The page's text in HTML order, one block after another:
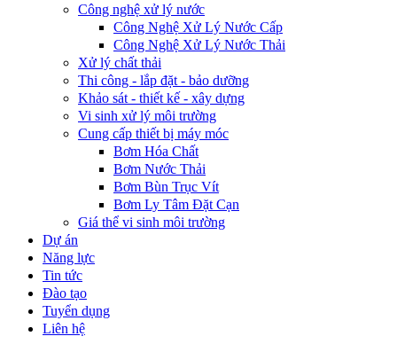
Công nghệ xử lý nước
Công Nghệ Xử Lý Nước Cấp
Công Nghệ Xử Lý Nước Thải
Xử lý chất thải
Thi công - lắp đặt - bảo dưỡng
Khảo sát - thiết kế - xây dựng
Vi sinh xử lý môi trường
Cung cấp thiết bị máy móc
Bơm Hóa Chất
Bơm Nước Thải
Bơm Bùn Trục Vít
Bơm Ly Tâm Đặt Cạn
Giá thể vi sinh môi trường
Dự án
Năng lực
Tin tức
Đào tạo
Tuyển dụng
Liên hệ